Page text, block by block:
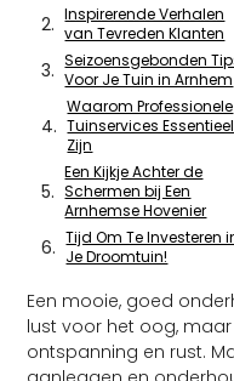
Inspirerende Verhalen
van Tevreden Klanten
Seizoensgebonden
Voor Je Tuin in Arnhem
Waarom Professionele
Tuinservices Essentieel
Zijn
Een Kijkje Achter de
Schermen bij Een
Arnhemse Hovenier
Tijd Om Te Investeren
Je Droomtuin!
Een mooie, goed
lust voor het oog,
ontspanning en rust.